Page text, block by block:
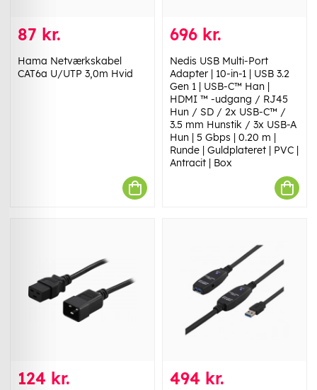
87 kr.
Hama Netværkskabel
CAT6a U/UTP 3,0m Hvid
696 kr.
Nedis USB Multi-Port
Adapter | 10-in-1 | USB 3.2
Gen 1 | USB-C™ Han |
HDMI ™ -udgang / RJ45
Hun / SD / 2x USB-C™ /
3.5 mm Hunstik / 3x USB-A
Hun | 5 Gbps | 0.20 m |
Runde | Guldplateret | PVC |
Antracit | Box
124 kr. 494 kr.